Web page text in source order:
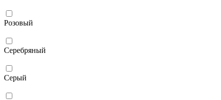
Розовый
Серебряный
Серый